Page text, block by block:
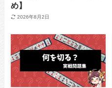
め】
2026年8月2日